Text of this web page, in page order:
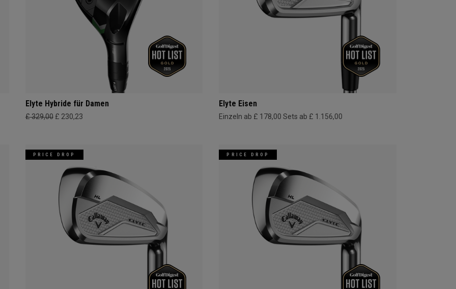
Elyte Hybride für Damen
£ 329,00 £ 230,23
Elyte Eisen
Einzeln ab £ 178,00 Sets ab £ 1.156,00
PRICE DROP PRICE DROP